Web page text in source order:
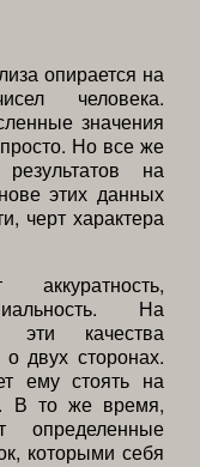
опирается на
человека.
значения
Но все же
на
этих данных
черт характера
На
эти качества
двух сторонах.
ему стоять на
В то же время,
определенные
которыми себя